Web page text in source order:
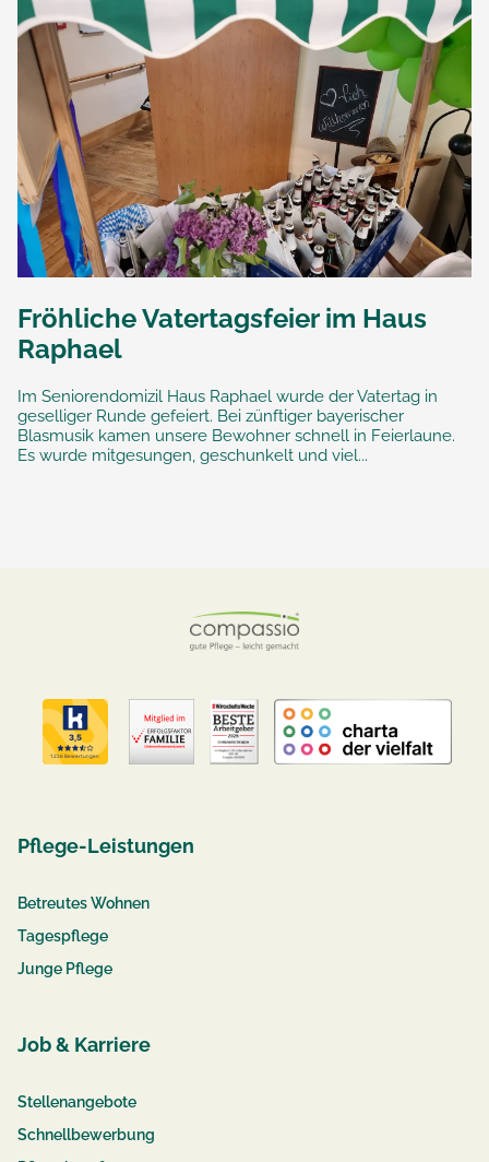
Fröhliche Vatertagsfeier im Haus
Raphael
Im Seniorendomizil Haus Raphael wurde der Vatertag in
geselliger Runde gefeiert. Bei zünftiger bayerischer
Blasmusik kamen unsere Bewohner schnell in Feierlaune.
Es wurde mitgesungen, geschunkelt und viel...
Pflege-Leistungen
Betreutes Wohnen
Tagespflege
Junge Pflege
Job & Karriere
Stellenangebote
Schnellbewerbung